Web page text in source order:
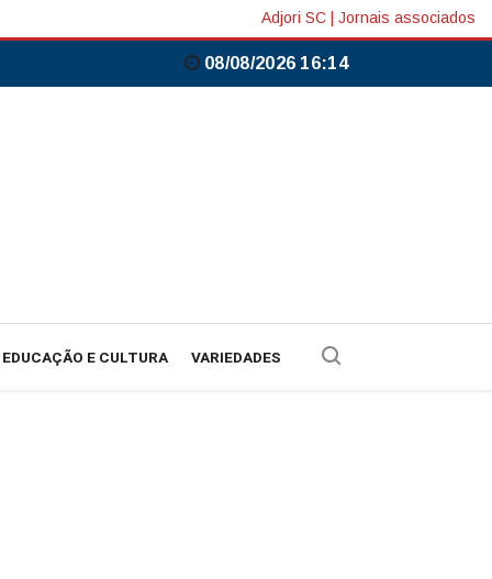
Adjori SC Jornais associados
08/08/2026 16:14
EDUCAÇÃO E CULTURA VARIEDADES